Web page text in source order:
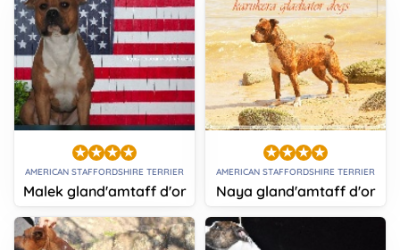
AMERICAN STAFFORDSHIRE TERRIER
Malek gland'amtaff d'or
AMERICAN STAFFORDSHIRE TERRIER
Naya gland'amtaff d'or